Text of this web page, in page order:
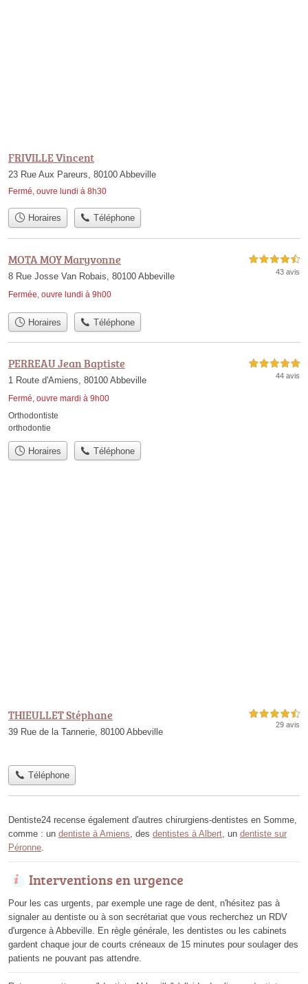
FRIVILLE Vincent
23 Rue Aux Pareurs, 80100 Abbeville
Fermé, ouvre lundi à 8h30
Horaires Téléphone
MOTA MOY Maryvonne
8 Rue Josse Van Robais, 80100 Abbeville
Fermée, ouvre lundi à 9h00
4,5 étoiles sur 5
43 avis
Horaires Téléphone
PERREAU Jean Baptiste
1 Route d'Amiens, 80100 Abbeville
Fermé, ouvre mardi à 9h00
5,0 étoiles sur 5
44 avis
Orthodontiste
orthodontie
Horaires Téléphone
THIEULLET Stéphane
39 Rue de la Tannerie, 80100 Abbeville
4,5 étoiles sur 5
29 avis
Téléphone
Dentiste24 recense également d'autres chirurgiens-dentistes en Somme,
comme : un dentiste à Amiens , des dentistes à Albert , un dentiste sur
Péronne
Interventions en urgence
Pour les cas urgents, par exemple une rage de dent, n'hésitez pas à
signaler au dentiste ou à son secrétariat que vous recherchez un RDV
d'urgence à Abbeville. En règle générale, les dentistes ou les cabinets
gardent chaque jour de courts créneaux de 15 minutes pour soulager des
patients ne pouvant pas attendre.